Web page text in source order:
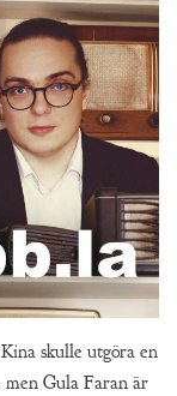
skulle utgöra en
Gula Faran är